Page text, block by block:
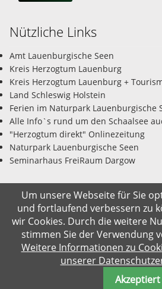
Nützliche Links
Amt Lauenburgische Seen
Kreis Herzogtum Lauenburg
Kreis Herzogtum Lauenburg +
Land Schleswig Holstein
Ferien im Naturpark Lauenburgische
Alle Info`s rund um den Schaalsee
"Herzogtum direkt" Onlinezeitung
Naturpark Lauenburgische Seen
Seminarhaus FreiRaum Dargow
© Gemeinde Salem-Dargow
Impressum Datenschutz Kontakt
Um unsere Webseite für Sie
und fortlaufend verbessern zu
wir Cookies. Durch die weitere
stimmen Sie der Verwendung
Weitere Informationen zu
unserer
Akzeptiert